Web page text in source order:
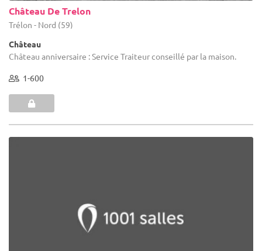
Château De Trelon
Trélon - Nord (59)
Château
Château anniversaire : Service Traiteur conseillé par la maison.
1-600